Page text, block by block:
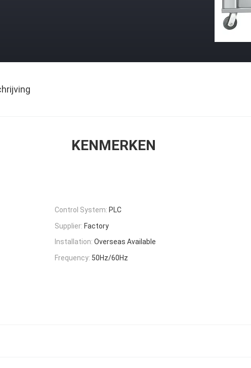
KENMERKEN
Control System: PLC
Supplier: Factory
Installation: Overseas Available
Frequency: 50Hz/60Hz